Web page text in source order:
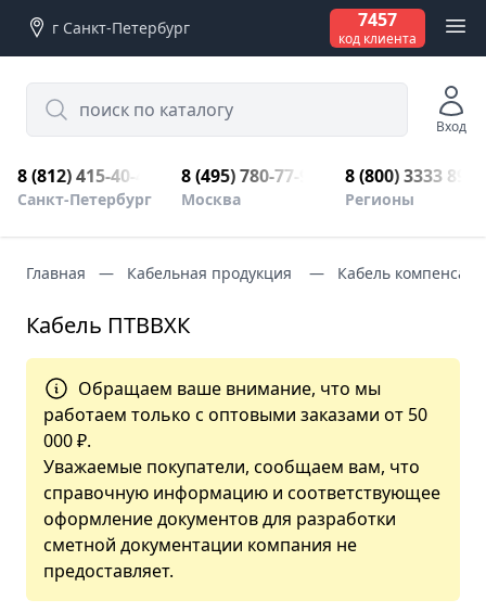
г Санкт-Петербург 7457
код клиента
Search
Вход
8 (812) 415-40-45
Санкт-Петербург
8 (495) 780-77-98
Москва
8 (800) 3333 899
Регионы
Главная Кабельная продукция Кабель
Кабель ПТВВХК
Обращаем ваше внимание, что мы
работаем только с оптовыми заказами от 50
000 ₽.
Уважаемые покупатели, сообщаем вам, что
справочную информацию и соответствующее
оформление документов для разработки
сметной документации компания не
предоставляет.